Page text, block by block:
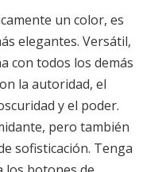
un color, es
elegantes. Versátil,
con todos los demás
la autoridad, el
y el poder.
pero también
sofisticación. Tenga